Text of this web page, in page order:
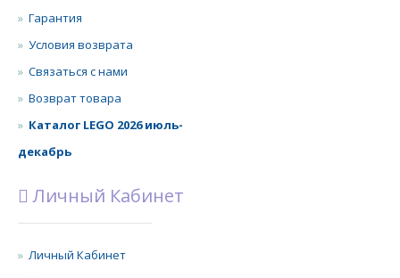
Гарантия
Условия возврата
Связаться с нами
Возврат товара
Каталог LEGO 2026 июль-
декабрь
Личный Кабинет
Личный Кабинет